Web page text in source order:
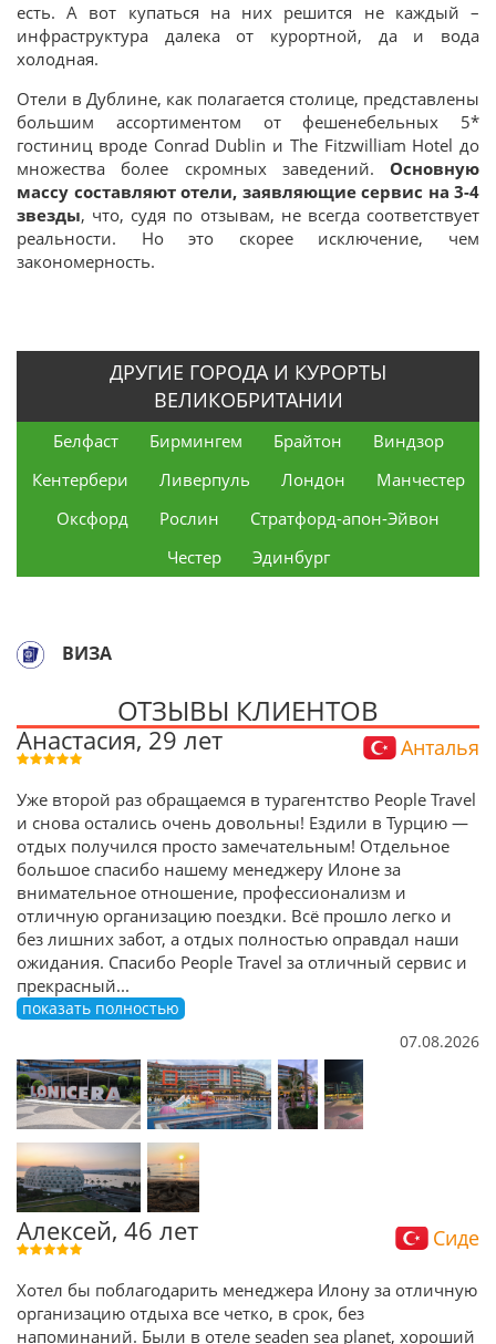
есть. А вот купаться на них решится не каждый –
инфраструктура далека от курортной, да и вода
холодная.
Отели в Дублине, как полагается столице, представлены
большим ассортиментом от фешенебельных 5*
гостиниц вроде Conrad Dublin и The Fitzwilliam Hotel до
множества более скромных заведений. Основную
массу составляют отели, заявляющие сервис на 3-4
звезды, что, судя по отзывам, не всегда соответствует
реальности. Но это скорее исключение, чем
закономерность.
ДРУГИЕ ГОРОДА И КУРОРТЫ
ВЕЛИКОБРИТАНИИ
Белфаст Бирмингем Брайтон
Виндзор
Кентербери
Ливерпуль Лондон
Манчестер
Оксфорд
Рослин
Стратфорд-апон-Эйвон
Честер
Эдинбург
ВИЗА
ОТЗЫВЫ КЛИЕНТОВ
Анастасия, 29 лет Анталья
Уже второй раз обращаемся в турагентство People Travel
и снова остались очень довольны! Ездили в Турцию —
отдых получился просто замечательным! Отдельное
большое спасибо нашему менеджеру Илоне за
внимательное отношение, профессионализм и
отличную организацию поездки. Всё прошло легко и
без лишних забот, а отдых полностью оправдал наши
ожидания. Спасибо People Travel за отличный сервис и
прекрасный...
показать полностью
07.08.2026
Алексей, 46 лет Сиде
Хотел бы поблагодарить менеджера Илону за отличную
организацию отдыха все четко, в срок, без
напоминаний. Были в отеле seaden sea planet, хороший